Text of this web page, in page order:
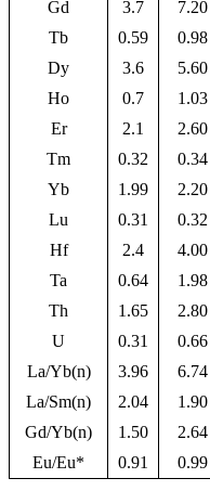
Gd
3.7 7.20
Tb
0.59 0.98
Dy
3.6 5.60
Ho
0.7 1.03
Er
2.1 2.60
Tm
0.32 0.34
Yb
1.99 2.20
Lu
0.31 0.32
Hf
2.4 4.00
Ta
0.64 1.98
Th
1.65 2.80
U
0.31 0.66
La/Yb(n)
3.96 6.74
La/Sm(n)
2.04 1.90
Gd/Yb(n)
1.50 2.64
Eu/Eu*
0.91 0.99